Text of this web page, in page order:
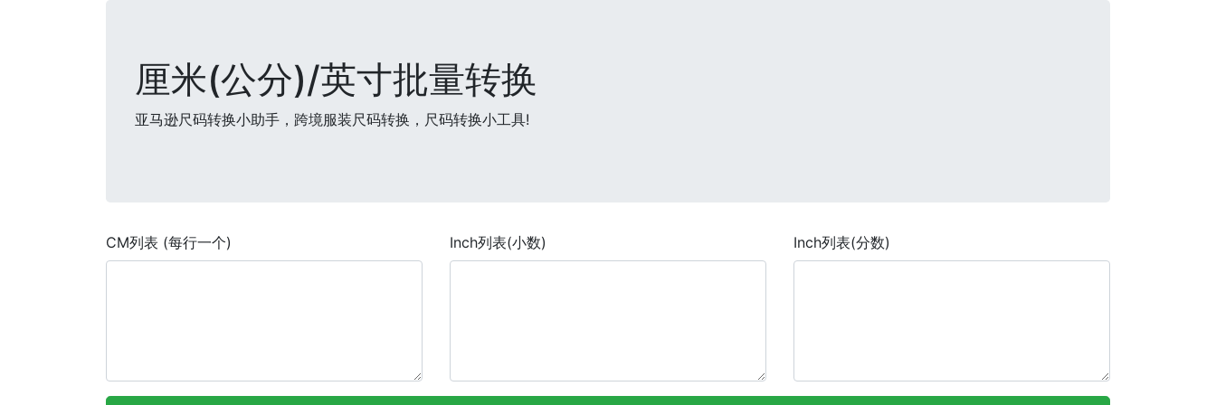
厘米(公分)/英寸批量转换
亚马逊尺码转换小助手，跨境服装尺码转换，尺码转换小工具!
CM列表 (每行一个) Inch列表(小数) Inch列表(分数)